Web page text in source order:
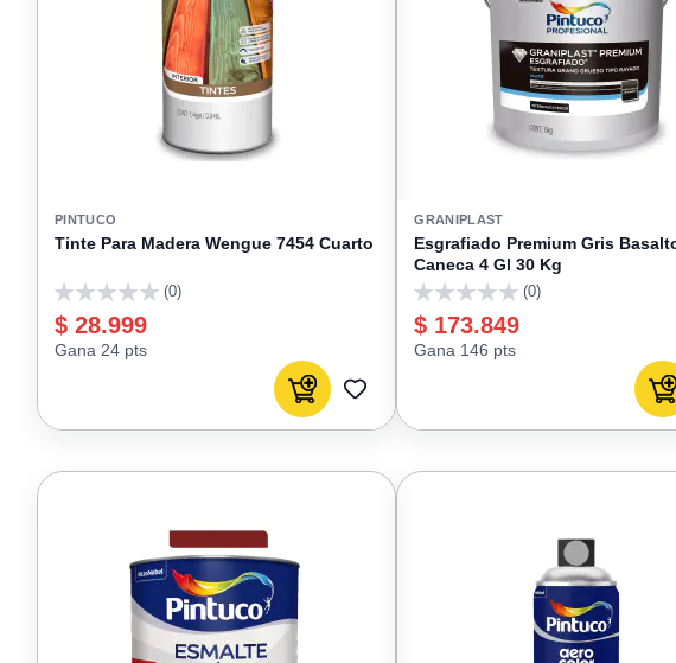
PINTUCO
Tinte Para Madera Wengue 7454 Cuarto
(0)
$ 28.999
Gana 24 pts
Agregar al carrito
AGREGAR
FAVORITOS
GRANIPLAST
Esgrafiado Premium Gris
Caneca 4 Gl 30 Kg
(0)
$ 173.849
Gana 146 pts